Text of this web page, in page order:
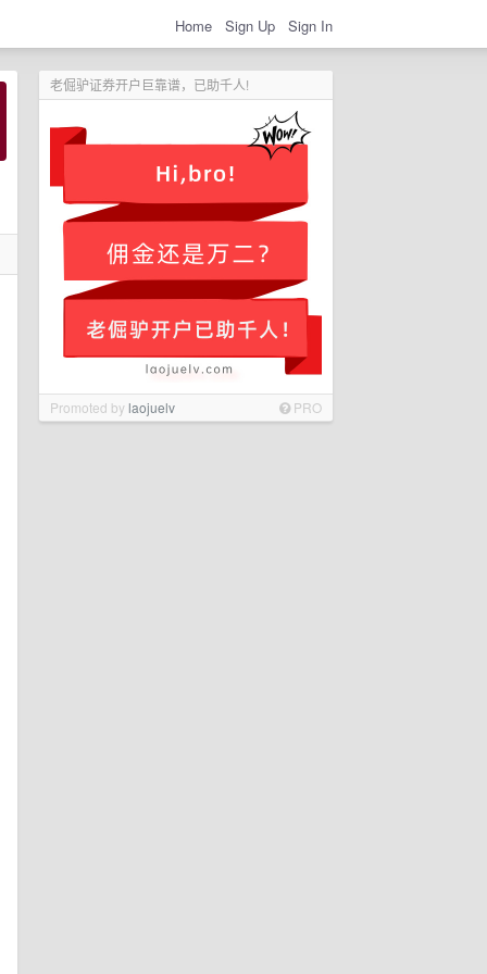
Home Sign Up Sign In
老倔驴证券开户巨靠谱，已助千人!
Promoted bylaojuelv PRO